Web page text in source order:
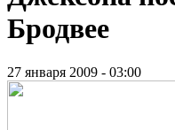
Бродвее
27 января 2009 - 03:00